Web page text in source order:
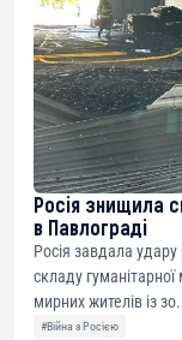
Росія знищила
в Павлограді
Росія завдала
складу гуманітарної
мирних жителів із
#Війна з Росією